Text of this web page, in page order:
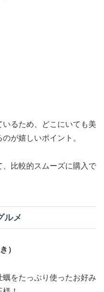
るため、どこにいても美
が嬉しいポイント。
比較的スムーズに購入で
ルメ
）
をたっぷり使ったお好み